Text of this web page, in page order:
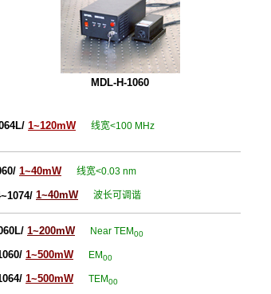
MDL-H-1060
1~120mW 线宽<100 MHz
1~40mW 线宽<0.03 nm
1~40mW 波长可调谐
1~200mW Near TEM00
1~500mW EM00
1~500mW TEM00